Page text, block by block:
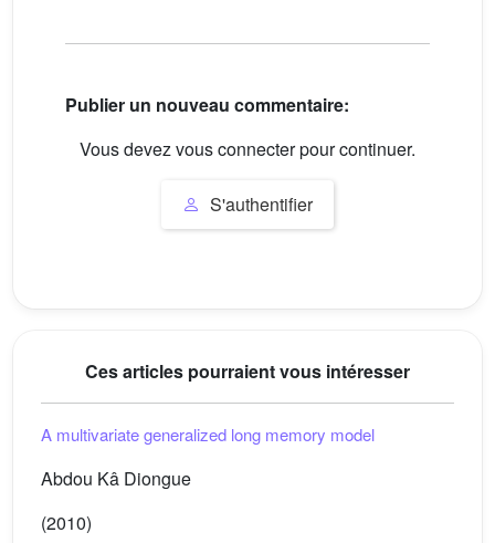
Publier un nouveau commentaire:
Vous devez vous connecter pour continuer.
S'authentifier
Ces articles pourraient vous intéresser
A multivariate generalized long memory model
Abdou Kâ Diongue
(2010)